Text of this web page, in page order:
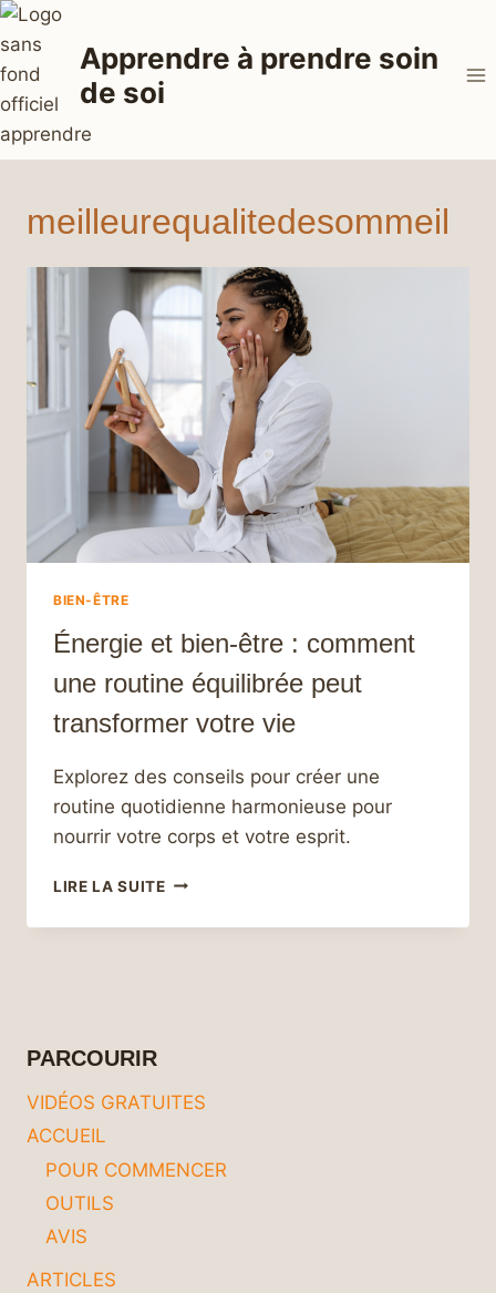
Aller
au
contenu
Apprendre à prendre soin
de soi
meilleurequalitedesommeil
BIEN-ÊTRE
Énergie et bien-être : comment
une routine équilibrée peut
transformer votre vie
Explorez des conseils pour créer une
routine quotidienne harmonieuse pour
nourrir votre corps et votre esprit.
LIRE LA SUITEÉNERGIE
BIEN-
TRANSFORMER
VIE
PARCOURIR
VIDÉOS GRATUITES
ACCUEIL
POUR COMMENCER
OUTILS
AVIS
ARTICLES